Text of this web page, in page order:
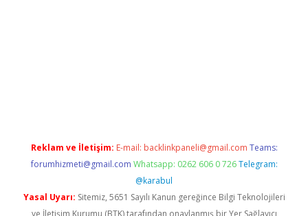
Reklam ve İletişim: E-mail: backlinkpaneli@gmail.com Teams:
forumhizmeti@gmail.com Whatsapp: 0262 606 0 726 Telegram:
@karabul
Yasal Uyarı: Sitemiz, 5651 Sayılı Kanun gereğince Bilgi Teknolojileri
ve İletişim Kurumu (BTK) tarafından onaylanmış bir Yer Sağlayıcı